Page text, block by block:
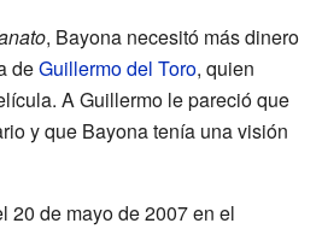
, Bayona necesitó más dinero
deGuillermo del Toro, quien
A Guillermo le pareció que
y que Bayona tenía una visión
20 de mayo de 2007 en el